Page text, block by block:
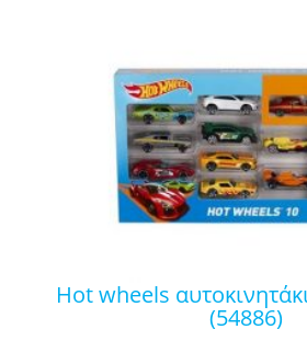
hot wheels αυτοκινητάκια σετ των 10
(54886)